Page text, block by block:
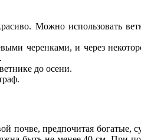
Можно использовать
черенками, и через
до осени.
почве, предпочитая богатые,